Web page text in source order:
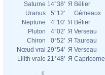
Saturne 14°38' Я Bélier
Uranus
5°12'
Gémeaux
Neptune
4°10' Я Bélier
Pluton
4°02' Я Verseau
Chiron
0°52' Я Taureau
Nœud vrai 29°54' Я Verseau
Lilith vraie 21°48' Я Capricorne